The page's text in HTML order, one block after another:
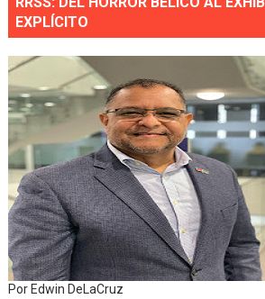
EXPLÍCITO
Por Edwin DeLaCruz